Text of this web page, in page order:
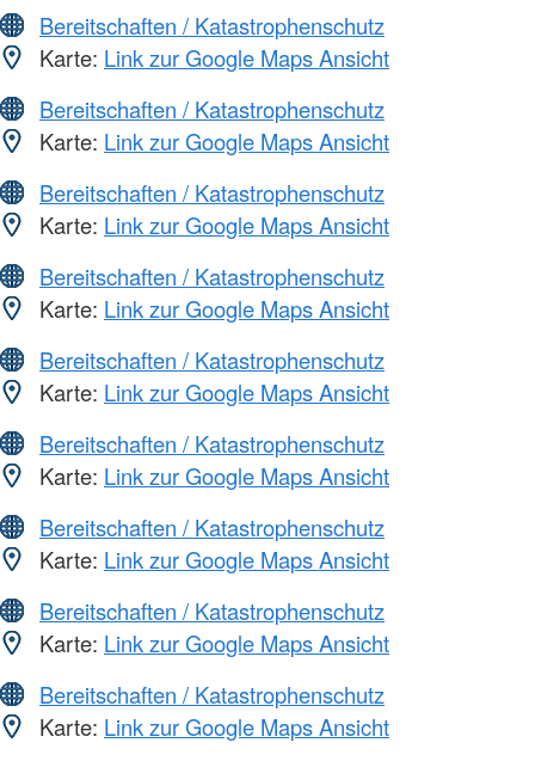
Bereitschaften / Katastrophenschutz
Karte: Link zur Google Maps Ansicht
Bereitschaften / Katastrophenschutz
Karte: Link zur Google Maps Ansicht
Bereitschaften / Katastrophenschutz
Karte: Link zur Google Maps Ansicht
Bereitschaften / Katastrophenschutz
Karte: Link zur Google Maps Ansicht
Bereitschaften / Katastrophenschutz
Karte: Link zur Google Maps Ansicht
Bereitschaften / Katastrophenschutz
Karte: Link zur Google Maps Ansicht
Bereitschaften / Katastrophenschutz
Karte: Link zur Google Maps Ansicht
Bereitschaften / Katastrophenschutz
Karte: Link zur Google Maps Ansicht
Bereitschaften / Katastrophenschutz
Karte: Link zur Google Maps Ansicht